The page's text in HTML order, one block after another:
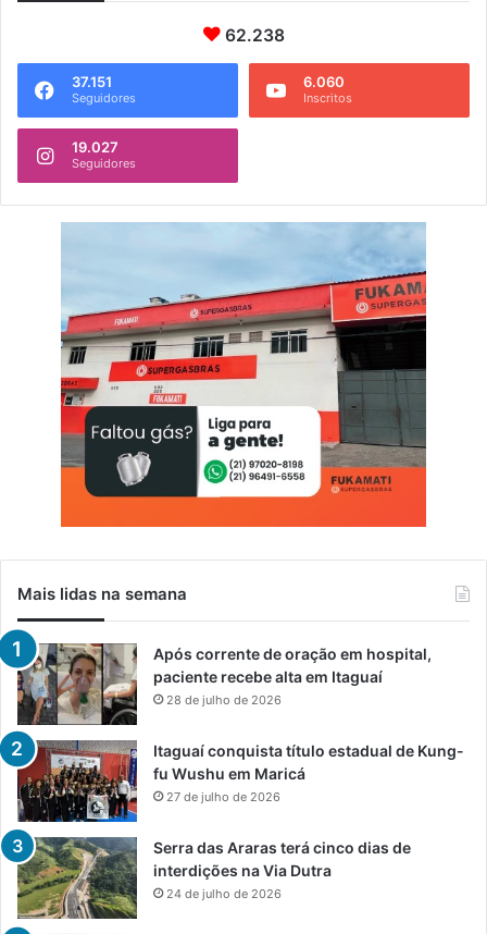
62.238
37.151
Seguidores
6.060
Inscritos
19.027
Seguidores
Mais lidas na semana
Após corrente de oração em hospital,
paciente recebe alta em Itaguaí
28 de julho de 2026
Itaguaí conquista título estadual de Kung-
fu Wushu em Maricá
27 de julho de 2026
Serra das Araras terá cinco dias de
interdições na Via Dutra
24 de julho de 2026